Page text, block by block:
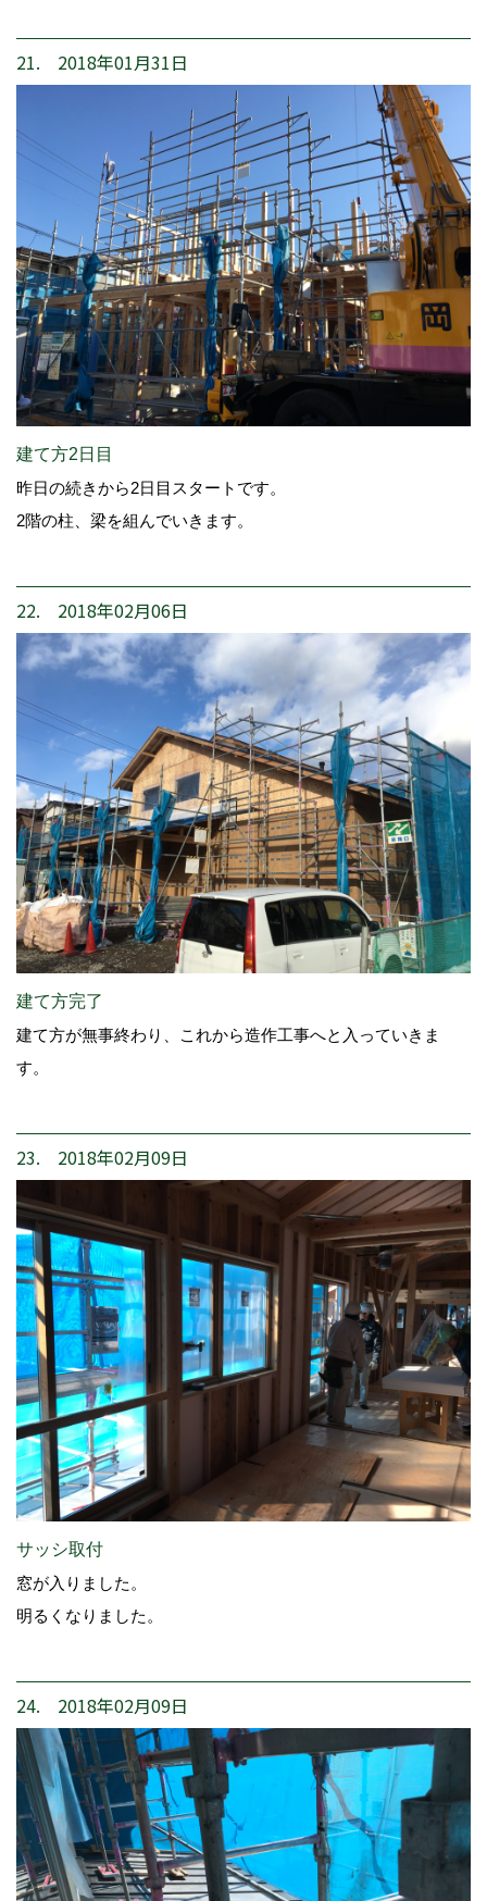
21. 2018年01月31日
建て方2日目
昨日の続きから2日目スタートです。
2階の柱、梁を組んでいきます。
22. 2018年02月06日
建て方完了
建て方が無事終わり、これから造作工事へと入っていきま
す。
23. 2018年02月09日
サッシ取付
窓が入りました。
明るくなりました。
24. 2018年02月09日